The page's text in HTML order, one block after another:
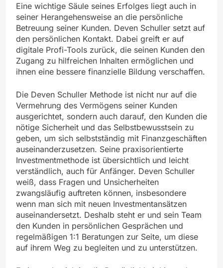
Eine wichtige Säule seines Erfolges liegt auch in
seiner Herangehensweise an die persönliche
Betreuung seiner Kunden. Deven Schuller setzt auf
den persönlichen Kontakt. Dabei greift er auf
digitale Profi-Tools zurück, die seinen Kunden den
Zugang zu hilfreichen Inhalten ermöglichen und
ihnen eine bessere finanzielle Bildung verschaffen.
Die Deven Schuller Methode ist nicht nur auf die
Vermehrung des Vermögens seiner Kunden
ausgerichtet, sondern auch darauf, den Kunden die
nötige Sicherheit und das Selbstbewusstsein zu
geben, um sich selbstständig mit Finanzgeschäften
auseinanderzusetzen. Seine praxisorientierte
Investmentmethode ist übersichtlich und leicht
verständlich, auch für Anfänger. Deven Schuller
weiß, dass Fragen und Unsicherheiten
zwangsläufig auftreten können, insbesondere
wenn man sich mit neuen Investmentansätzen
auseinandersetzt. Deshalb steht er und sein Team
den Kunden in persönlichen Gesprächen und
regelmäßigen 1:1 Beratungen zur Seite, um diese
auf ihrem Weg zu begleiten und zu unterstützen.